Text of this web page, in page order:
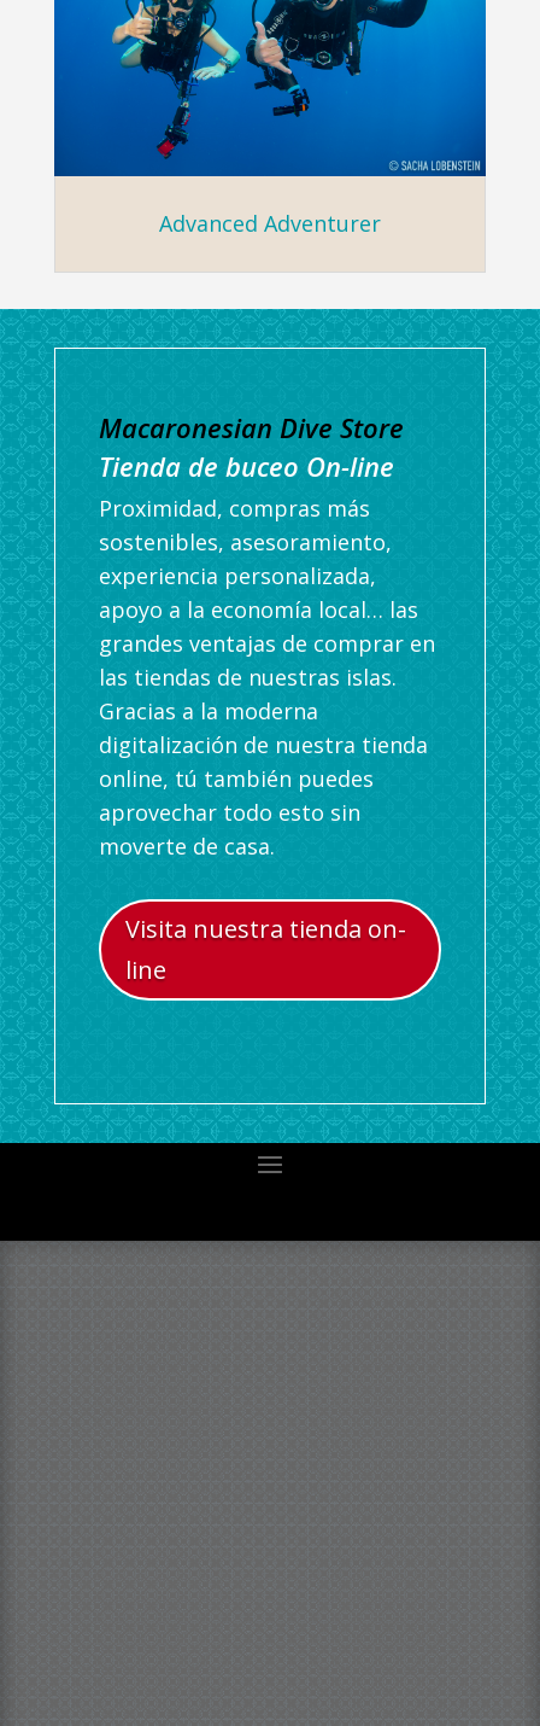
Advanced Adventurer
Macaronesian Dive Store
Tienda de buceo On-line
Proximidad, compras más
sostenibles, asesoramiento,
experiencia personalizada,
apoyo a la economía local… las
grandes ventajas de comprar en
las tiendas de nuestras islas.
Gracias a la moderna
digitalización de nuestra tienda
online, tú también puedes
aprovechar todo esto sin
moverte de casa.
Visita nuestra tienda on-
line